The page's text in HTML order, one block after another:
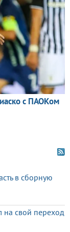
в сборную
на свой переход